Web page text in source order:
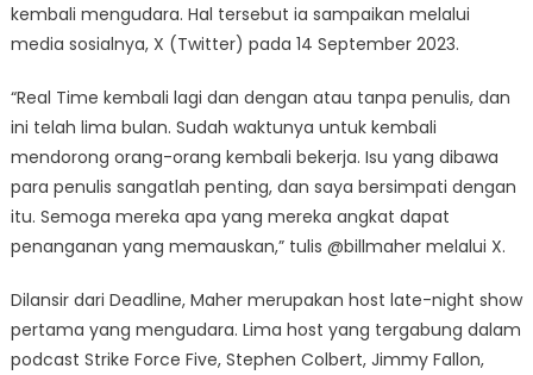
kembali mengudara. Hal tersebut ia sampaikan melalui
media sosialnya, X (Twitter) pada 14 September 2023.
“Real Time kembali lagi dan dengan atau tanpa penulis, dan
ini telah lima bulan. Sudah waktunya untuk kembali
mendorong orang-orang kembali bekerja. Isu yang dibawa
para penulis sangatlah penting, dan saya bersimpati dengan
itu. Semoga mereka apa yang mereka angkat dapat
penanganan yang memauskan,” tulis @billmaher melalui X.
Dilansir dari Deadline, Maher merupakan host late-night show
pertama yang mengudara. Lima host yang tergabung dalam
podcast Strike Force Five, Stephen Colbert, Jimmy Fallon,